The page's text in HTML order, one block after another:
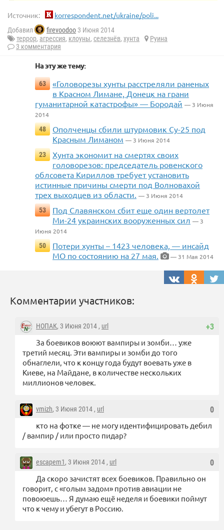
Источник: korrespondent.net/ukraine/poli...
Добавил firevoodoo 3 Июня 2014
террор, агрессия, клоуны, селезнёв, хунта
Руина
3 комментария
На эту же тему:
63
«Головорезы хунты расстреляли раненых
в Красном Лимане, Донецк на грани
гуманитарной катастрофы» — Бородай — 3 Июня
2014
48
Ополченцы сбили штурмовик Су-25 под
Красным Лиманом — 3 Июня 2014
23
Хунта экономит на смертях своих
головорезов: председатель ровенского
облсовета Кириллов требует установить
истинные причины смерти под Волновахой
трех выходцев из области. — 3 Июня 2014
53
Под Славянском сбит еще один вертолет
Ми-24 украинских вооруженных сил — 3
Июня 2014
50
Потери хунты – 1423 человека, — инсайд
МО по состоянию на 27 мая.
— 31 Мая 2014
Комментарии участников:
+3
НОПАК, 3 Июня 2014 , url
За боевиков воюют вампиры и зомби… уже
третий месяц. Эти вампиры и зомби до того
обнаглели, что к концу года будут воевать уже в
Киеве, на Майдане, в количестве нескольких
миллионов человек.
0
vmizh, 3 Июня 2014 , url
кто на фотке — не могу идентифицировать дебил
/ вампир / или просто пидар?
0
escapem1, 3 Июня 2014 , url
Да скоро зачистят всех боевиков. Правильно он
говорит, с «голым задом» против авиации не
повоюешь… Я думаю ещё неделя и боевики поймут
что к чему и убегут в Россию.